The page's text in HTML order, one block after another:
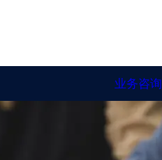
业务咨询